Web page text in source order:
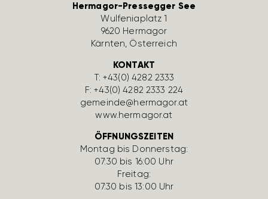
Hermagor-Pressegger See
Wulfe­nia­platz 1
9620 Hermagor
Kärnten, Öster­reich
KONTAKT
T:+43(0) 4282 2333
F: +43(0) 4282 2333 224
gemeinde@hermagor.at
www.hermagor.at
ÖFFNUNGSZEITEN
Montag bis Donnerstag:
07:30 bis 16:00 Uhr
Freitag:
07:30 bis 13:00 Uhr